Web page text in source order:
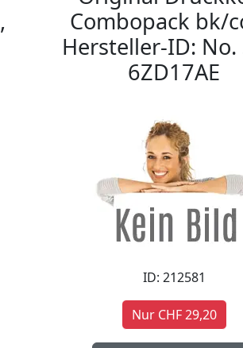
Combopack bk/
Hersteller-ID: No.
6ZD17AE
ID: 212581
Nur CHF 29,20